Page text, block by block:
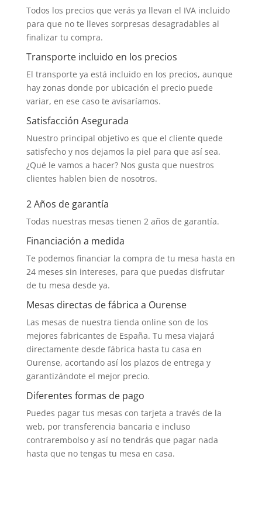
Todos los precios que verás ya llevan el IVA incluido
para que no te lleves sorpresas desagradables al
finalizar tu compra.
Transporte incluido en los precios
El transporte ya está incluido en los precios, aunque
hay zonas donde por ubicación el precio puede
variar, en ese caso te avisaríamos.
Satisfacción Asegurada
Nuestro principal objetivo es que el cliente quede
satisfecho y nos dejamos la piel para que así sea.
¿Qué le vamos a hacer? Nos gusta que nuestros
clientes hablen bien de nosotros.
2 Años de garantía
Todas nuestras mesas tienen 2 años de garantía.
Financiación a medida
Te podemos financiar la compra de tu mesa hasta en
24 meses sin intereses, para que puedas disfrutar
de tu mesa desde ya.
Mesas directas de fábrica a Ourense
Las mesas de nuestra tienda online son de los
mejores fabricantes de España. Tu mesa viajará
directamente desde fábrica hasta tu casa en
Ourense, acortando así los plazos de entrega y
garantizándote el mejor precio.
Diferentes formas de pago
Puedes pagar tus mesas con tarjeta a través de la
web, por transferencia bancaria e incluso
contrarembolso y así no tendrás que pagar nada
hasta que no tengas tu mesa en casa.